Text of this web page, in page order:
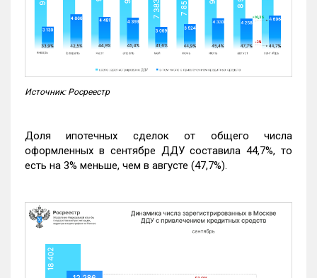
Источник: Росреестр
Доля ипотечных сделок от общего числа
оформленных в сентябре ДДУ составила 44,7%, то
есть на 3% меньше, чем в августе (47,7%).